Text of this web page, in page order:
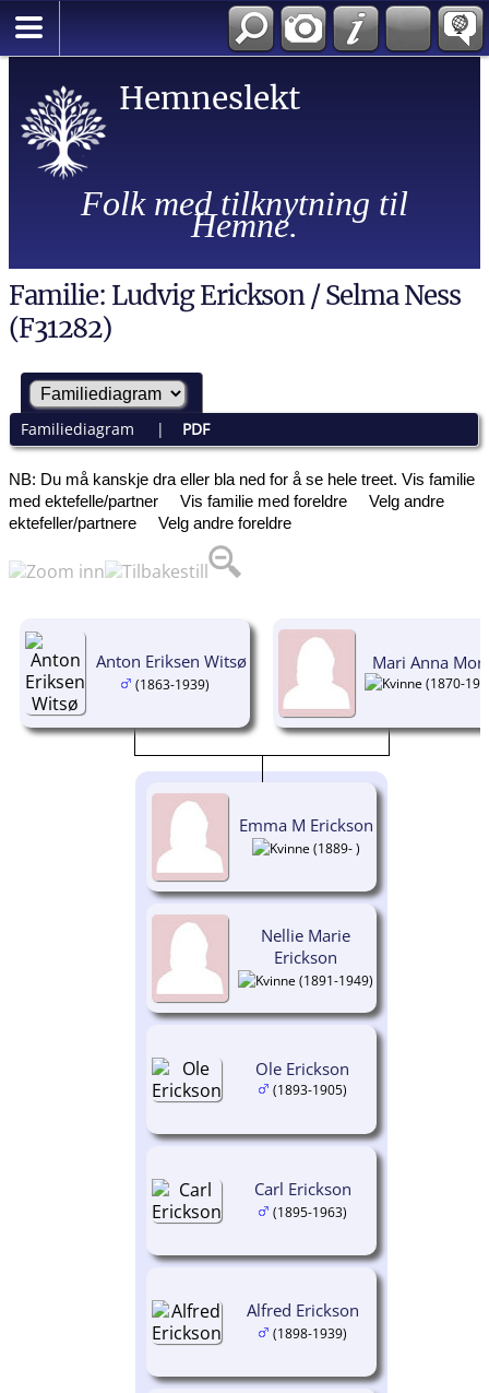
Hemneslekt
Folk med tilknytning til
Hemne.
Familie: Ludvig Erickson / Selma Ness
(F31282)
Familiediagram | PDF
NB: Du må kanskje dra eller bla ned for å se hele treet. Vis familie
med ektefelle/partner
Vis familie med foreldre
Velg andre
ektefeller/partnere
Velg andre foreldre
Anton Eriksen Witsø
(1863-1939)
Mari Anna
(1870-
Emma M Erickson
(1889- )
Nellie Marie
Erickson
(1891-1949)
Ole Erickson
(1893-1905)
Carl Erickson
(1895-1963)
Alfred Erickson
(1898-1939)